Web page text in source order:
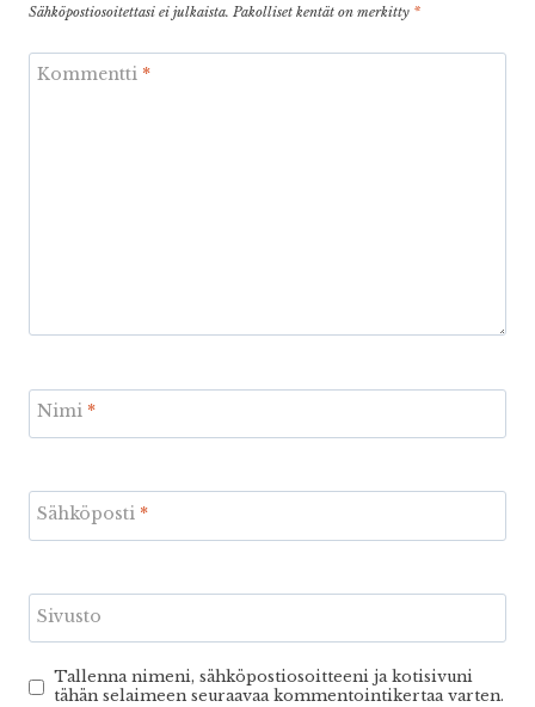
Sähköpostiosoitettasi ei julkaista. Pakolliset kentät on merkitty *
Kommentti *
Nimi *
Sähköposti *
Sivusto
Tallenna nimeni, sähköpostiosoitteeni ja kotisivuni
tähän selaimeen seuraavaa kommentointikertaa varten.